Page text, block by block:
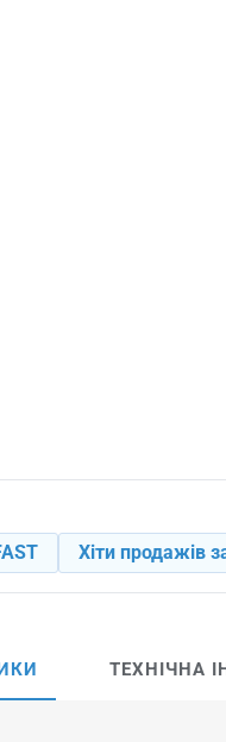
Хіти продажів
ТЕХНІЧНА